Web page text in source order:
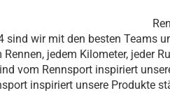
sind wir mit den besten Teams
Rennen, jedem Kilometer, jeder
vom Rennsport inspiriert
inspiriert unsere Produkte